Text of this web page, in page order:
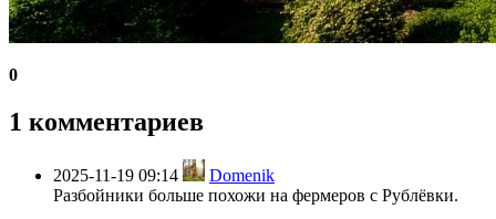
0
1 комментариев
2025-11-19 09:14
Domenik
Разбойники больше похожи на фермеров с Рублёвки.